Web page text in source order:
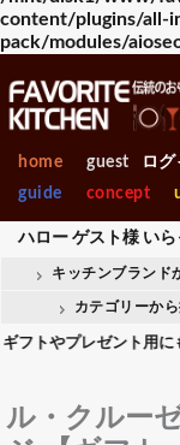
content/plugins/all-
pack/modules/
home guest ロ
guide
concept
ハロー ゲスト様いら
キッチンブランド
カテゴリーか
やプレゼント用にも
ル・クル